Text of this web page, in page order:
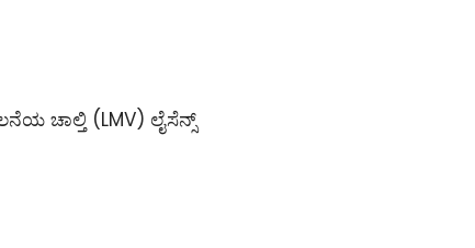
ಚಾಲ್ತಿ (LMV) ಲೈಸೆನ್ಸ್